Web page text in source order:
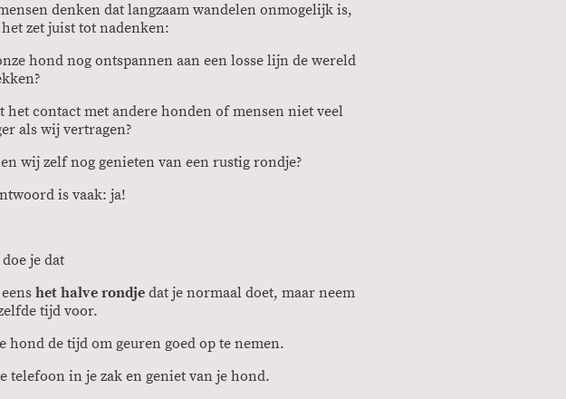
denken dat langzaam wandelen onmogelijk is,
zet juist tot nadenken:
hond nog ontspannen aan een losse lijn de wereld
het contact met andere honden of mensen niet veel
als wij vertragen?
wij zelf nog genieten van een rustig rondje?
is vaak: ja!
je dat
het halve rondje dat je normaal doet, maar neem
tijd voor.
hond de tijd om geuren goed op te nemen.
telefoon in je zak en geniet van je hond.